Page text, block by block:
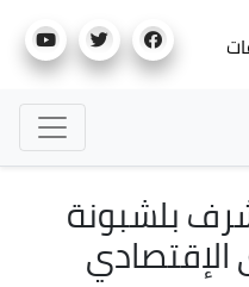
بلشبونة